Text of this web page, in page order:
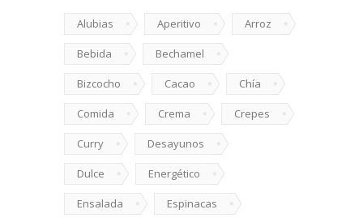
Alubias Aperitivo Arroz
Bebida Bechamel
Bizcocho Cacao Chía
Comida Crema Crepes
Curry Desayunos
Dulce Energético
Ensalada Espinacas